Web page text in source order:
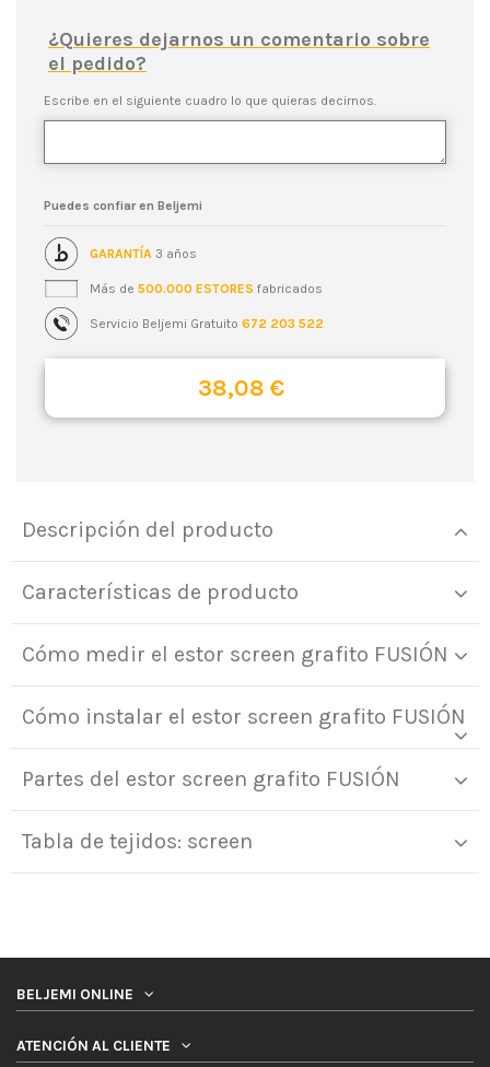
¿Quieres dejarnos un comentario sobre
el pedido?
Escribe en el siguiente cuadro lo que quieras decirnos.
Puedes confiar en Beljemi
GARANTÍA 3 años
Más de 500.000 ESTORES fabricados
Servicio Beljemi Gratuito 672 203 522
38,08 €
Descripción del producto
Características de producto
Cómo medir el estor screen grafito FUSIÓN
Cómo instalar el estor screen grafito FUSIÓN
Partes del estor screen grafito FUSIÓN
Tabla de tejidos: screen
BELJEMI ONLINE
ATENCIÓN AL CLIENTE